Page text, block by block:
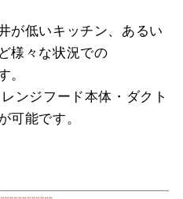
が低いキッチン、あるい
様々な状況での
。
ンジフード本体・ダクト
可能です。